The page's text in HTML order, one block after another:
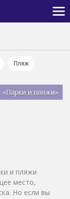
Пляж
и пляжи»
и пляжи
место,
Но если вы